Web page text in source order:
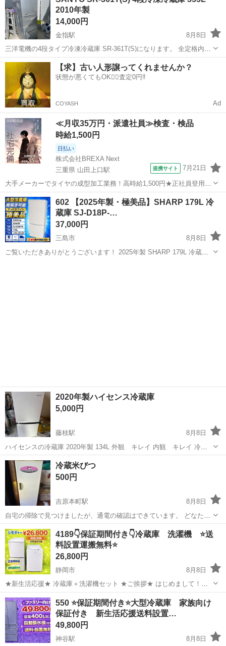
運んでくれる方優先し...
2010年製
14,000円
金指駅
8月8日
三洋電機の4段タイプ冷凍冷蔵庫 SR‑361T(S)になります。 全定格内容
積355L、冷蔵室270L・冷凍室85Lで、ファミリー世帯でも十分に使え
る大容量モデルです。 上段が冷蔵室、下3段が引き出し式の冷凍スペ
ースになって...
静岡 浜松市 金指駅 キッチン家電
【求】古い人形譲ってくれませんか？
状態が悪くてもOK🙆‍♀️査定0円‼️
COYASH Ad
≪月収35万円・派遣社員≫検査・検品
時給1,500円
日払い
株式会社BREXA Next
三重県 山田上口駅
提携サイト 7月21日
大手メーカーでタイヤの成型加工業務！高時給1,500円★正社員登用制
度あり！ワンルーム寮完備！マイカー通勤OK！無料駐車場あり！《三
重県伊勢市》 人気の工場のお仕事 ◇タイヤの製造◇ トラック・バ
ス・RV車用を中心とした...
三重 伊勢市 山田上口駅 その他
602 【2025年製・極美品】SHARP 179L 冷
蔵庫 SJ-D18P-…
37,000円
三島市
8月8日
ご覧いただきありがとうございます！ 2025年製 SHARP 179L 冷蔵庫
2020年製ハイセンス冷蔵庫
5,000円
藤枝駅
8月8日
ハイセンスの冷蔵庫 2020年製 134L 外観 キレイ 内観 キレイ 冷
蔵 若干冷えが弱い気がします（気のせいかも) 冷凍 問題無し 市内
であれば建物１階まで1,000円で配送可能
静岡 藤枝市 藤枝駅
冷蔵米びつ
500円
吉原本町駅
8月8日
自宅の掃除で見つけましたが、通電の確認はできています。 どなたか
使っていただける方に。 8/11の早朝で一旦終了しますので、お急ぎ下
さい。
静岡 富士市 吉原本町駅 キッチン家電
4189👇保証期間付き👇冷蔵庫 洗濯機 ⭐️送
料設置運搬無料⭐️
26,800円
静岡市
8月8日
★新生活応援★ 冷蔵庫＋洗濯機セット ★ご挨拶★ はじめまして！
【冷蔵庫・洗濯機セット専門店】です！ 年間 3000台以上販売実績 の
ある人気セットです。 新生活を始める ・学生さん ・社会人 ・単身赴
任 ・カッ...
静岡 静岡市 キッチン家電 セット
550 ⭐️保証期間付き⭐️大型冷蔵庫 家族向け
保証付き 新生活応援送料設置…
49,800円
神谷駅
8月8日